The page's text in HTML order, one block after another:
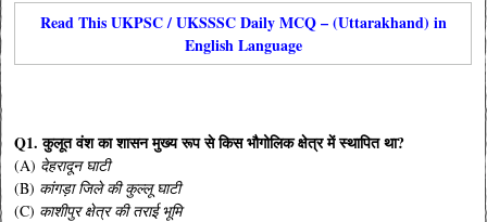
Read This UKPSC / UKSSSC Daily MCQ – (Uttarakhand) in
English Language
Q1. कुलूत वंश का शासन मुख्य रूप से किस भौगोलिक क्षेत्र में स्थापित था?
(A) देहरादून घाटी
(B) कांगड़ा जिले की कुल्लू घाटी
(C) काशीपुर क्षेत्र की तराई भूमि